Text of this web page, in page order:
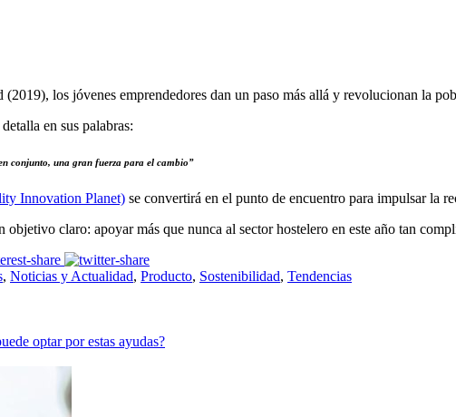
los jóvenes emprendedores dan un paso más allá y revolucionan la
en sus palabras:
conjunto, una gran fuerza para el cambio”
Innovation Planet) se convertirá en el punto de encuentro para impulsar la
claro: apoyar más que nunca al sector hostelero en este año tan
, Noticias y Actualidad, Producto, Sostenibilidad, Tendencias
optar por estas ayudas?